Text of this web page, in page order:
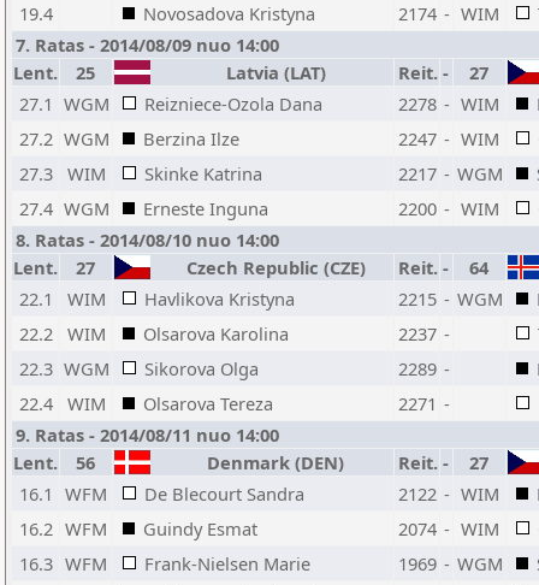
19.4
Novosadova Kristyna 2174 - WIM
7. Ratas - 2014/08/09 nuo 14:00
Lent.
25 Latvia (LAT) Reit. -
27
27.1 WGM Reizniece-Ozola Dana 2278 - WIM
27.2 WGM Berzina Ilze 2247 - WIM
27.3 WIM Skinke Katrina 2217 - WGM
27.4 WGM Erneste Inguna 2200 - WIM
8. Ratas - 2014/08/10 nuo 14:00
Lent.
27 Czech Republic (CZE) Reit. -
64
22.1
WIM Havlikova Kristyna 2215 - WGM
22.2 WIM Olsarova Karolina 2237 -
22.3 WGM Sikorova Olga 2289 -
22.4 WIM Olsarova Tereza 2271 -
9. Ratas - 2014/08/11 nuo 14:00
Lent.
56 Denmark (DEN) Reit. -
27
16.1
WFM De Blecourt Sandra 2122 - WIM
16.2 WFM Guindy Esmat 2074 - WIM
16.3 WFM Frank-Nielsen Marie 1969 - WGM